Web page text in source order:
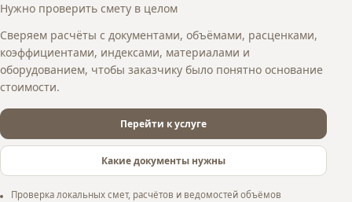
Нужно проверить смету в целом
Сверяем расчёты с документами, объёмами, расценками,
коэффициентами, индексами, материалами и
оборудованием, чтобы заказчику было понятно основание
стоимости.
Перейти к услуге
Какие документы нужны
Проверка локальных смет, расчётов и ведомостей объёмов